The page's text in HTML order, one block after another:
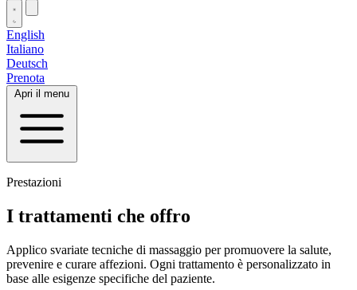
English
Italiano
Deutsch
Prenota
Apri il menu
Prestazioni
I trattamenti che offro
Applico svariate tecniche di massaggio per promuovere la salute,
prevenire e curare affezioni. Ogni trattamento è personalizzato in
base alle esigenze specifiche del paziente.